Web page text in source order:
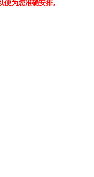
便为您准确安排。